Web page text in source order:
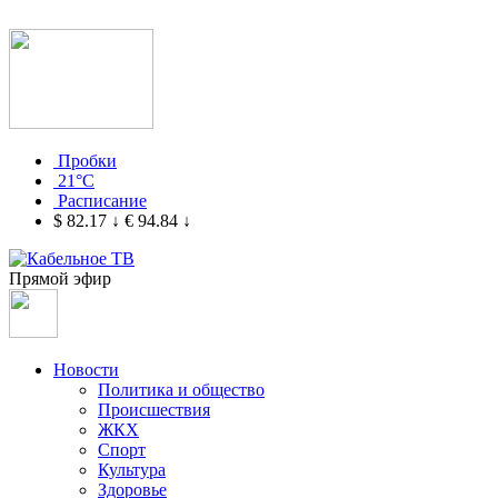
Пробки
21°C
Расписание
$ 82.17 ↓ € 94.84 ↓
Прямой эфир
Новости
Политика и общество
Происшествия
ЖКХ
Спорт
Культура
Здоровье